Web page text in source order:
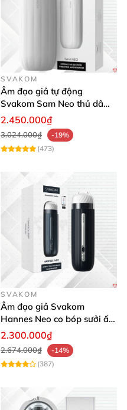
SVAKOM
Âm đạo giả tự động
Svakom Sam Neo thủ dâm
rung mút app điện thoại
2.450.000₫
3.024.000₫
-19%
(473)
SVAKOM
Âm đạo giả Svakom
Hannes Neo co bóp sưởi ấm
điều khiển app tiện lợi kích
thích mạnh mẽ
2.300.000₫
2.674.000₫
-14%
(387)